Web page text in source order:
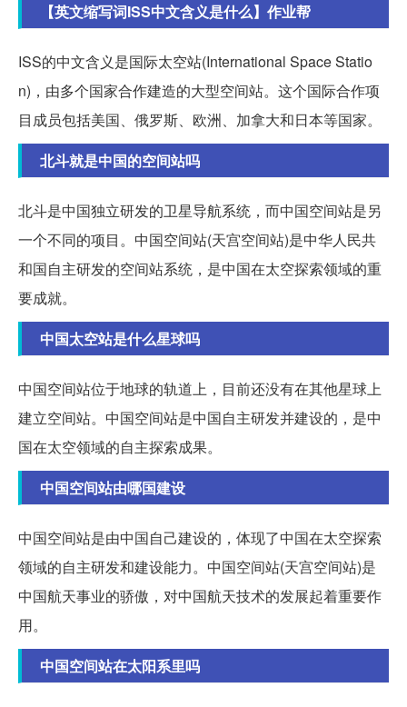
【英文缩写词ISS中文含义是什么】作业帮
ISS的中文含义是国际太空站(International Space Statio
n)，由多个国家合作建造的大型空间站。这个国际合作项
目成员包括美国、俄罗斯、欧洲、加拿大和日本等国家。
北斗就是中国的空间站吗
北斗是中国独立研发的卫星导航系统，而中国空间站是另
一个不同的项目。中国空间站(天宫空间站)是中华人民共
和国自主研发的空间站系统，是中国在太空探索领域的重
要成就。
中国太空站是什么星球吗
中国空间站位于地球的轨道上，目前还没有在其他星球上
建立空间站。中国空间站是中国自主研发并建设的，是中
国在太空领域的自主探索成果。
中国空间站由哪国建设
中国空间站是由中国自己建设的，体现了中国在太空探索
领域的自主研发和建设能力。中国空间站(天宫空间站)是
中国航天事业的骄傲，对中国航天技术的发展起着重要作
用。
中国空间站在太阳系里吗